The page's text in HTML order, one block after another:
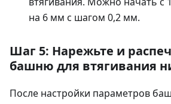
на 6 мм с шагом 0,2 мм.
Шаг 5: Нарежьте и
башню для втягивания
После настройки параметров